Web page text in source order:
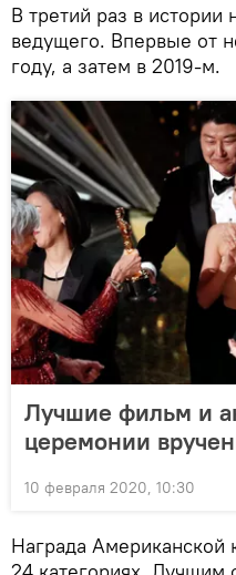
В третий раз в
ведущего. Впервые от
году, а затем в 2019-м.
Лучшие фильм и
церемонии
10 февраля 2020, 10:30
Награда Американской